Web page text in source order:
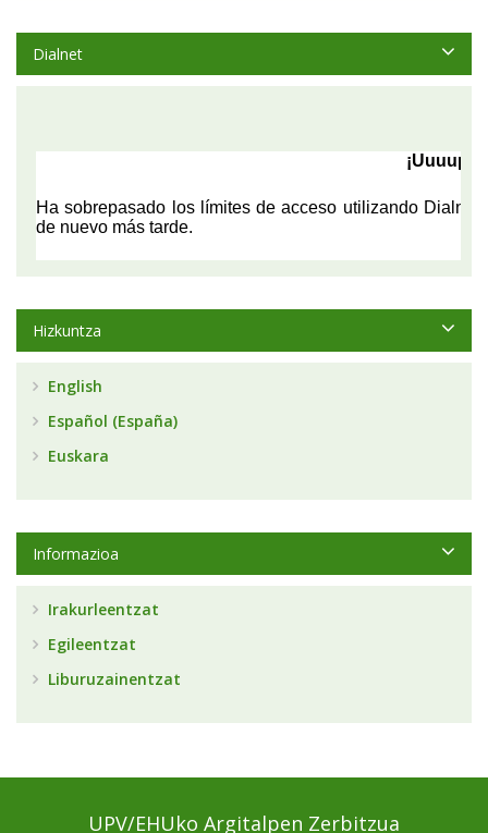
Dialnet
Hizkuntza
English
Español (España)
Euskara
Informazioa
Irakurleentzat
Egileentzat
Liburuzainentzat
UPV/EHUko Argitalpen Zerbitzua